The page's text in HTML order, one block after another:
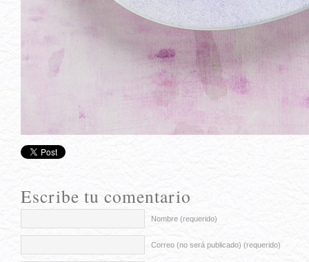
Escribe tu comentario
Nombre (requerido)
Correo (no será publicado) (requerido)